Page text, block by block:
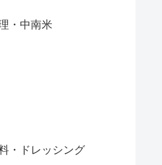
・中南米
・ドレッシング